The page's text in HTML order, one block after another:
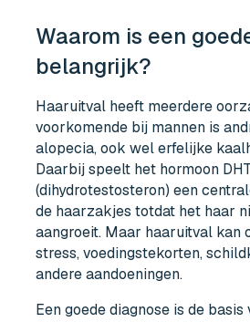
Waarom is een
belangrijk?
Haaruitval heeft meerdere
voorkomende bij mannen is
alopecia, ook wel erfelijke
Daarbij speelt het hormoon DHT
(dihydrotestosteron) een
de haarzakjes totdat het haar
aangroeit. Maar haaruitval kan
stress, voedingstekorten,
andere aandoeningen.
Een goede diagnose is de basis